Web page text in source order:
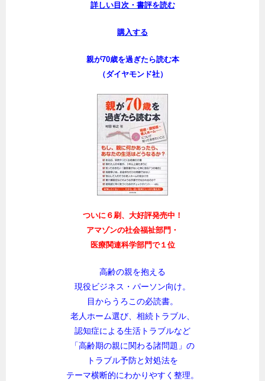
詳しい目次・書評を読む
購入する
親が70歳を過ぎたら読む本
（ダイヤモンド社）
ついに６刷、大好評発売中！
アマゾンの社会福祉部門・
医療関連科学部門で１位
高齢の親を抱える
現役ビジネス・パーソン向け。
目からうろこの必読書。
老人ホーム選び、相続トラブル、
認知症による生活トラブルなど
「高齢期の親に関わる諸問題」の
トラブル予防と対処法を
テーマ横断的にわかりやすく整理。